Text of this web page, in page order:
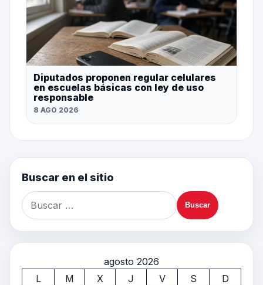
Diputados proponen regular celulares
en escuelas básicas con ley de uso
responsable
8 AGO 2026
Buscar en el sitio
agosto 2026
L
M X J V S
D